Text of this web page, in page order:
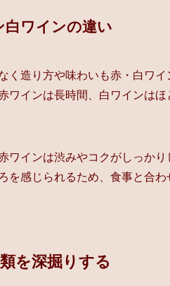
白ワインの違い
く造り方や味わいも赤・白ワ
ワインは長時間、白ワインは
ワインは渋みやコクがしっか
を感じられるため、食事と合
を深掘りする